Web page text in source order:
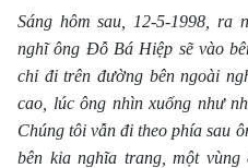
Sáng hôm sau, 12-5-1998 , ra
nghĩ ông Đỗ Bá Hiệp sẽ vào
chỉ đi trên đường bên ngoài
cao, lúc ông nhìn xuống như
Chúng tôi vẫn đi theo phía sau
bên kia nghĩa trang, một